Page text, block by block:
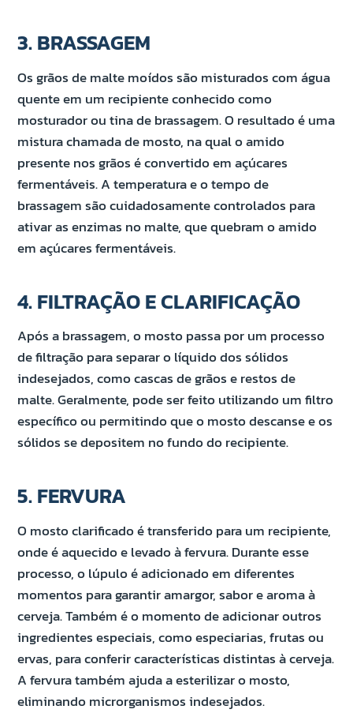
3. BRASSAGEM
Os grãos de malte moídos são misturados com água
quente em um recipiente conhecido como
mosturador ou tina de brassagem. O resultado é uma
mistura chamada de mosto, na qual o amido
presente nos grãos é convertido em açúcares
fermentáveis. A temperatura e o tempo de
brassagem são cuidadosamente controlados para
ativar as enzimas no malte, que quebram o amido
em açúcares fermentáveis.
4. FILTRAÇÃO E CLARIFICAÇÃO
Após a brassagem, o mosto passa por um processo
de filtração para separar o líquido dos sólidos
indesejados, como cascas de grãos e restos de
malte. Geralmente, pode ser feito utilizando um filtro
específico ou permitindo que o mosto descanse e os
sólidos se depositem no fundo do recipiente.
5. FERVURA
O mosto clarificado é transferido para um recipiente,
onde é aquecido e levado à fervura. Durante esse
processo, o lúpulo é adicionado em diferentes
momentos para garantir amargor, sabor e aroma à
cerveja. Também é o momento de adicionar outros
ingredientes especiais, como especiarias, frutas ou
ervas, para conferir características distintas à cerveja.
A fervura também ajuda a esterilizar o mosto,
eliminando microrganismos indesejados.